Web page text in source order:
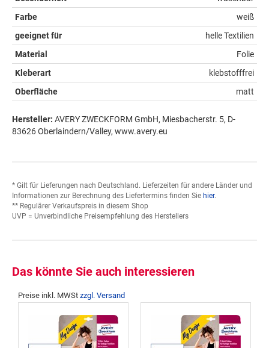
Farbe
weiß
geeignet für
helle Textilien
Material
Folie
Kleberart
klebstofffrei
Oberfläche
matt
Hersteller: AVERY ZWECKFORM GmbH, Miesbacherstr. 5, D-
83626 Oberlaindern/Valley, www.avery.eu
* Gilt für Lieferungen nach Deutschland. Lieferzeiten für andere Länder und
Informationen zur Berechnung des Liefertermins finden Sie hier.
** Regulärer Verkaufspreis in diesem Shop
UVP = Unverbindliche Preisempfehlung des Herstellers
Das könnte Sie auch interessieren
Preise inkl. MWSt zzgl. Versand